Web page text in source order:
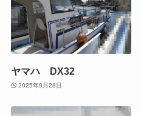
ヤマハ DX32
2025年9月28日